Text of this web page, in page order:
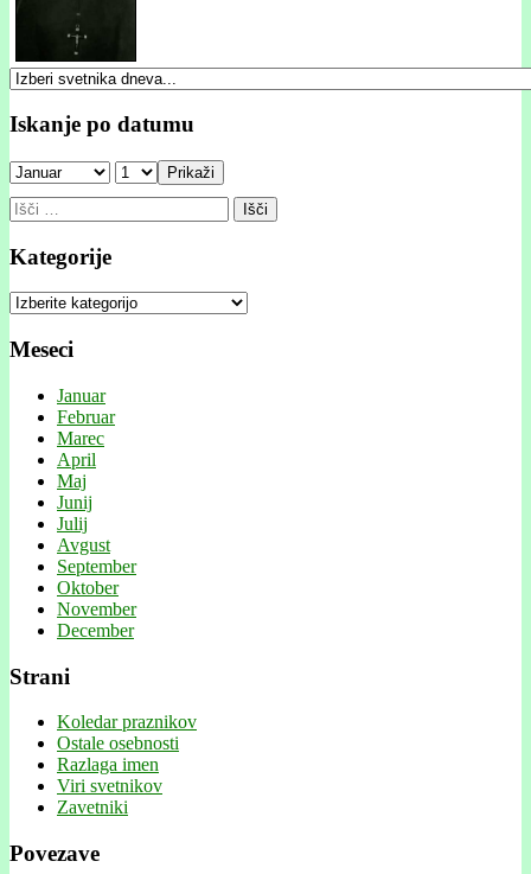
Iskanje po datumu
Prikaži
Išči:
Kategorije
Kategorije
Meseci
Januar
Februar
Marec
April
Maj
Junij
Julij
Avgust
September
Oktober
November
December
Strani
Koledar praznikov
Ostale osebnosti
Razlaga imen
Viri svetnikov
Zavetniki
Povezave